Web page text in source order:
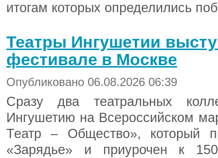
итогам которых определились
Театры Ингушетии
фестивале в Москве
Опубликовано 06.08.2026 06:39
Сразу два театральных
Ингушетию на Всероссийском
Театр – Общество», который
«Зарядье» и приурочен к